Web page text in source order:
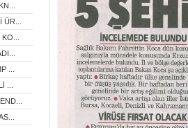
...
...